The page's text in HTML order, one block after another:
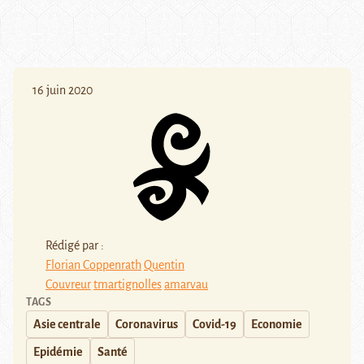
16 juin 2020
Rédigé par :
Florian CoppenrathQuentin
Couvreurtmartignollesamarvau
TAGS
Asie centrale Coronavirus Covid-19 Economie
Epidémie Santé